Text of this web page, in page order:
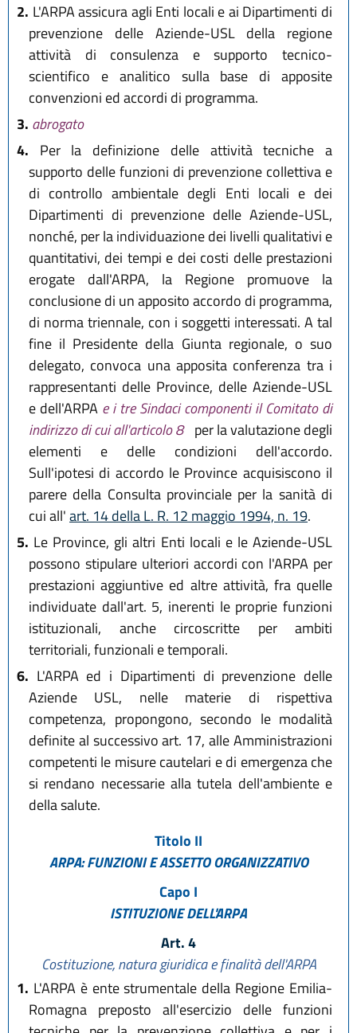
2. L'ARPA assicura agli Enti locali e ai Dipartimenti di
prevenzione delle Aziende-USL della regione
attività di consulenza e supporto tecnico-
scientifico e analitico sulla base di apposite
convenzioni ed accordi di programma.
3. abrogato
4. Per la definizione delle attività tecniche a
supporto delle funzioni di prevenzione collettiva e
di controllo ambientale degli Enti locali e dei
Dipartimenti di prevenzione delle Aziende-USL,
nonché, per la individuazione dei livelli qualitativi e
quantitativi, dei tempi e dei costi delle prestazioni
erogate dall'ARPA, la Regione promuove la
conclusione di un apposito accordo di programma,
di norma triennale, con i soggetti interessati. A tal
fine il Presidente della Giunta regionale, o suo
delegato, convoca una apposita conferenza tra i
rappresentanti delle Province, delle Aziende-USL
e dell'ARPA e i tre Sindaci componenti il Comitato di
indirizzo di cui all'articolo 8 per la valutazione degli
elementi e delle condizioni dell'accordo.
Sull'ipotesi di accordo le Province acquisiscono il
parere della Consulta provinciale per la sanità di
cui all'art. 14 della L. R. 12 maggio 1994, n. 19.
5. Le Province, gli altri Enti locali e le Aziende-USL
possono stipulare ulteriori accordi con l'ARPA per
prestazioni aggiuntive ed altre attività, fra quelle
individuate dall'art. 5, inerenti le proprie funzioni
istituzionali, anche circoscritte per ambiti
territoriali, funzionali e temporali.
6. L'ARPA ed i Dipartimenti di prevenzione delle
Aziende USL, nelle materie di rispettiva
competenza, propongono, secondo le modalità
definite al successivo art. 17, alle Amministrazioni
competenti le misure cautelari e di emergenza che
si rendano necessarie alla tutela dell'ambiente e
della salute.
Titolo II
ARPA: FUNZIONI E ASSETTO ORGANIZZATIVO
Capo I
ISTITUZIONE DELL'ARPA
Art. 4
Costituzione, natura giuridica e finalità dell'ARPA
1. L'ARPA è ente strumentale della Regione Emilia-
Romagna preposto all'esercizio delle funzioni